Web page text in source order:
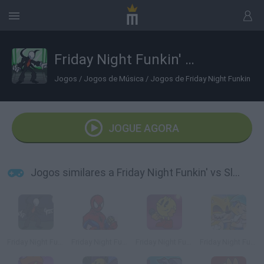
Friday Night Funkin' vs Slender Man
Jogos / Jogos de Música / Jogos de Friday Night Funkin
JOGUE AGORA
Jogos similares a Friday Night Funkin' vs Slender Man